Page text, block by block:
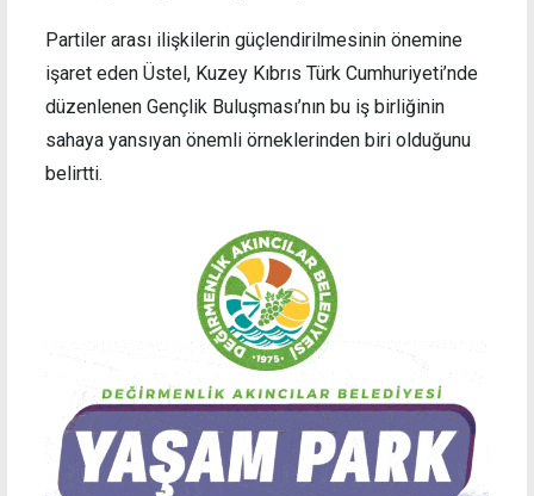
Partiler arası ilişkilerin güçlendirilmesinin önemine
işaret eden Üstel, Kuzey Kıbrıs Türk Cumhuriyeti’nde
düzenlenen Gençlik Buluşması’nın bu iş birliğinin
sahaya yansıyan önemli örneklerinden biri olduğunu
belirtti.